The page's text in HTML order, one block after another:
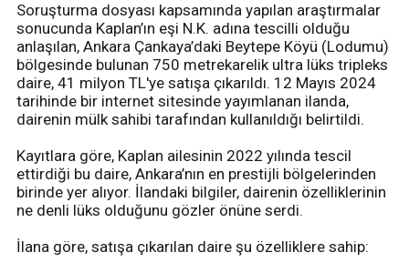
Soruşturma dosyası kapsamında yapılan araştırmalar
sonucunda Kaplan’ın eşi N.K. adına tescilli olduğu
anlaşılan, Ankara Çankaya’daki Beytepe Köyü (Lodumu)
bölgesinde bulunan 750 metrekarelik ultra lüks tripleks
daire, 41 milyon TL'ye satışa çıkarıldı. 12 Mayıs 2024
tarihinde bir internet sitesinde yayımlanan ilanda,
dairenin mülk sahibi tarafından kullanıldığı belirtildi.
Kayıtlara göre, Kaplan ailesinin 2022 yılında tescil
ettirdiği bu daire, Ankara’nın en prestijli bölgelerinden
birinde yer alıyor. İlandaki bilgiler, dairenin özelliklerinin
ne denli lüks olduğunu gözler önüne serdi.
İlana göre, satışa çıkarılan daire şu özelliklere sahip: